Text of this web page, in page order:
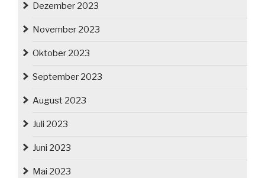
Dezember 2023
November 2023
Oktober 2023
September 2023
August 2023
Juli 2023
Juni 2023
Mai 2023